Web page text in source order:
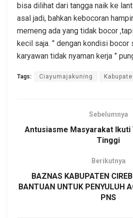
bisa dilihat dari tangga naik ke
asal jadi, bahkan kebocoran
memeng ada yang tidak bocor
kecil saja. ” dengan kondisi
karyawan tidak nyaman kerja ”
Tags: Ciayumajakuning
Sebelumnya
Antusiasme Masyarakat Ikuti
Tinggi
Berikutnya
BAZNAS KABUPATEN
BANTUAN UNTUK PENYULUH
PNS